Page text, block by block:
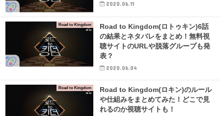
2020.06.11
Road to Kingdom
Road to Kingdom(ロトゥキン)6話
の結果とネタバレをまとめ！無料視
聴サイトのURLや脱落グループも発
表？
2020.06.04
Road to Kingdom
Road to Kingdom(ロキン)のルール
や仕組みをまとめてみた！どこで見
れるのか視聴サイトも！